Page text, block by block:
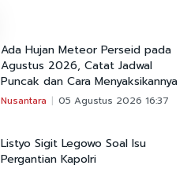
Ada Hujan Meteor Perseid pada
Agustus 2026, Catat Jadwal
Puncak dan Cara Menyaksikannya
Nusantara 05 Agustus 2026 16:37
Listyo Sigit Legowo Soal Isu
Pergantian Kapolri